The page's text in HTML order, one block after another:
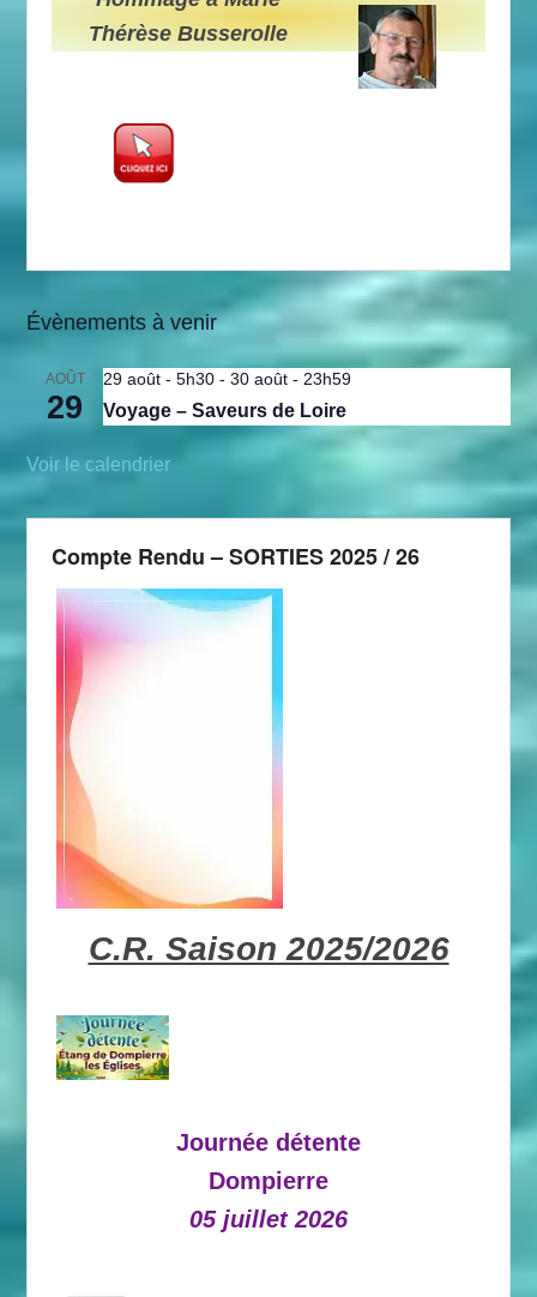
Thérèse Busserolle
Évènements à venir
AOÛT
29
29 août - 5h30 -30 août - 23h59
Voyage – Saveurs de Loire
Voir le calendrier
Compte Rendu – SORTIES 2025 / 26
C.R. Saison 2025/2026
Journée détente
Dompierre
05 juillet 2026